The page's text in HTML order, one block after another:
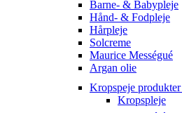
Barne- & Babypleje
Hånd- & Fodpleje
Hårpleje
Solcreme
Maurice Mességué
Argan olie
Kropspeje produkter
Kropspleje